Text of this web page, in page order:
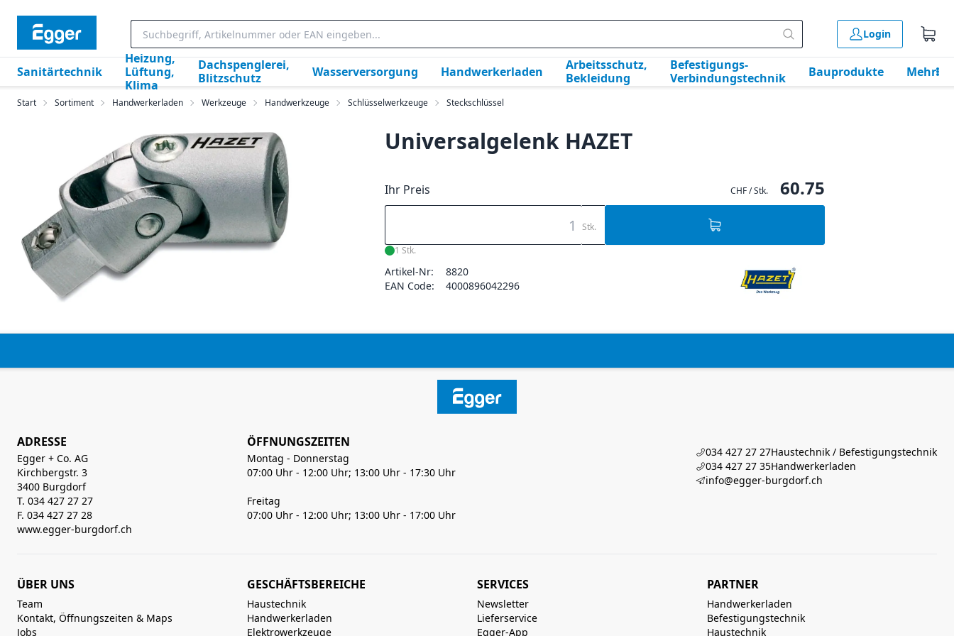
Login
Sanitärtechnik
Heizung,
Lüftung,
Klima
Dachspenglerei,
Blitzschutz
Wasserversorgung Handwerkerladen
Arbeitsschutz,
Bekleidung
Befestigungs-
Verbindungstechnik
Bauprodukte Mehr
Start Sortiment Handwerkerladen Werkzeuge Handwerkzeuge Schlüsselwerkzeuge Steckschlüssel
Universalgelenk HAZET
Ihr Preis CHF / Stk. 60.75
Stk.
1 Stk.
Artikel-Nr:
8820
EAN Code:
4000896042296
ADRESSE
Egger + Co. AG
Kirchbergstr. 3
3400 Burgdorf
T. 034 427 27 27
F. 034 427 27 28
www.egger-burgdorf.ch
ÖFFNUNGSZEITEN
Montag - Donnerstag
07:00 Uhr - 12:00 Uhr; 13:00 Uhr - 17:30 Uhr
Freitag
07:00 Uhr - 12:00 Uhr; 13:00 Uhr - 17:00 Uhr
034 427 27 27Haustechnik / Befestigungstechnik
034 427 27 35Handwerkerladen
info@egger-burgdorf.ch
ÜBER UNS
Team
Kontakt, Öffnungszeiten & Maps
Jobs
GESCHÄFTSBEREICHE
Haustechnik
Handwerkerladen
Elektrowerkzeuge
SERVICES
Newsletter
Lieferservice
Egger-App
PARTNER
Handwerkerladen
Befestigungstechnik
Haustechnik